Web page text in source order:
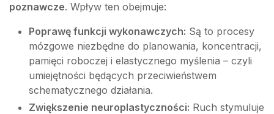
poznawcze. Wpływ ten obejmuje:
Poprawę funkcji wykonawczych: Są to procesy
mózgowe niezbędne do planowania, koncentracji,
pamięci roboczej i elastycznego myślenia – czyli
umiejętności będących przeciwieństwem
schematycznego działania.
Zwiększenie neuroplastyczności: Ruch stymuluje